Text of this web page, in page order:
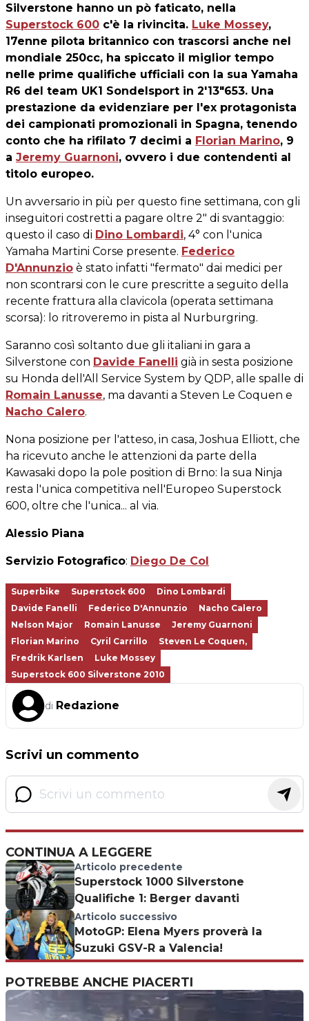
Silverstone hanno un pò faticato, nella
Superstock 600 c'è la rivincita. Luke Mossey,
17enne pilota britannico con trascorsi anche nel
mondiale 250cc, ha spiccato il miglior tempo
nelle prime qualifiche ufficiali con la sua Yamaha
R6 del team UK1 Sondelsport in 2'13"653. Una
prestazione da evidenziare per l'ex protagonista
dei campionati promozionali in Spagna, tenendo
conto che ha rifilato 7 decimi a Florian Marino, 9
a Jeremy Guarnoni, ovvero i due contendenti al
titolo europeo.
Un avversario in più per questo fine settimana, con gli
inseguitori costretti a pagare oltre 2" di svantaggio:
questo il caso di Dino Lombardi, 4° con l'unica
Yamaha Martini Corse presente. Federico
D'Annunzio è stato infatti "fermato" dai medici per
non scontrarsi con le cure prescritte a seguito della
recente frattura alla clavicola (operata settimana
scorsa): lo ritroveremo in pista al Nurburgring.
Saranno così soltanto due gli italiani in gara a
Silverstone con Davide Fanelli già in sesta posizione
su Honda dell'All Service System by QDP, alle spalle di
Romain Lanusse, ma davanti a Steven Le Coquen e
Nacho Calero.
Nona posizione per l'atteso, in casa, Joshua Elliott, che
ha ricevuto anche le attenzioni da parte della
Kawasaki dopo la pole position di Brno: la sua Ninja
resta l'unica competitiva nell'Europeo Superstock
600, oltre che l'unica... al via.
Alessio Piana
Servizio Fotografico: Diego De Col
Superbike Superstock 600
Dino Lombardi
Davide Fanelli
Federico D'Annunzio
Nacho Calero
Nelson Major
Romain Lanusse
Jeremy Guarnoni
Florian Marino
Cyril Carrillo
Steven Le Coquen,
Fredrik Karlsen
Luke Mossey
Superstock 600 Silverstone 2010
di Redazione
Scrivi un commento
CONTINUA A LEGGERE
Articolo precedente
Superstock 1000 Silverstone
Qualifiche 1: Berger davanti
Articolo successivo
MotoGP: Elena Myers proverà la
Suzuki GSV-R a Valencia!
POTREBBE ANCHE PIACERTI